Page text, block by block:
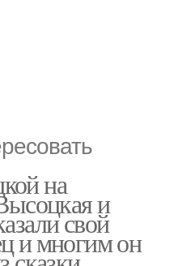
на
и
свой
и многим он